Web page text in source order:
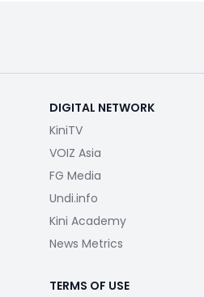
DIGITAL NETWORK
KiniTV
VOIZ Asia
FG Media
Undi.info
Kini Academy
News Metrics
TERMS OF USE